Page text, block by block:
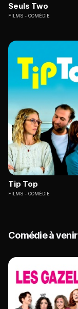
Seuls Two
FILMS COMÉDIE
Tip Top
FILMS COMÉDIE
Comédie à venir